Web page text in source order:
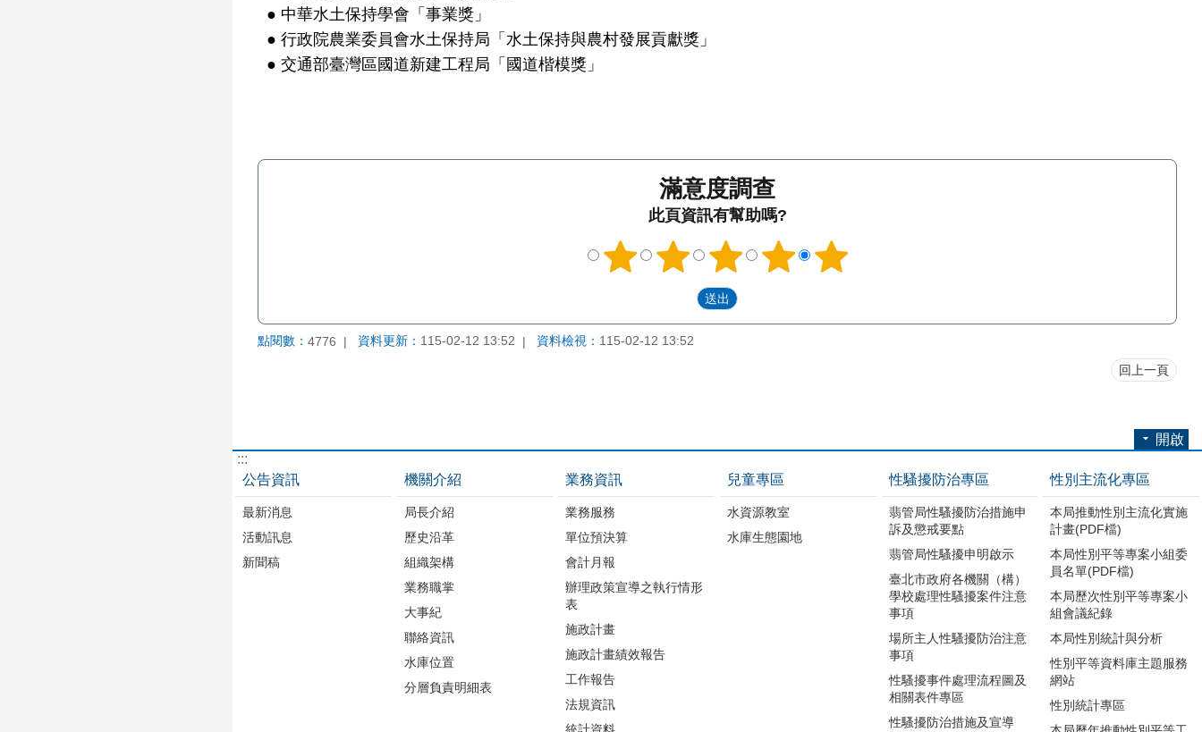
● 中華水土保持學會「事業獎」
● 行政院農業委員會水土保持局「水土保持與農村發展貢獻獎」
● 交通部臺灣區國道新建工程局「國道楷模獎」
滿意度調查
此頁資訊有幫助嗎?
點閱數： 4776 資料更新： 115-02-12 13:52 資料檢視： 115-02-12 13:52
回上一頁
開啟
:::
公告資訊
最新消息
活動訊息
新聞稿
機關介紹
局長介紹
歷史沿革
組織架構
業務職掌
大事紀
聯絡資訊
水庫位置
分層負責明細表
業務資訊
業務服務
單位預決算
會計月報
辦理政策宣導之執行情形
表
施政計畫
施政計畫績效報告
工作報告
法規資訊
兒童專區
水資源教室
水庫生態園地
性騷擾防治專區
翡管局性騷擾防治措施申
訴及懲戒要點
翡管局性騷擾申明啟示
臺北市政府各機關（構）
學校處理性騷擾案件注意
事項
場所主人性騷擾防治注意
事項
性騷擾事件處理流程圖及
相關表件專區
性騷擾防治措施及宣導
性別主流化專區
本局推動性別主流化實施
計畫(PDF檔)
本局性別平等專案小組委
員名單(PDF檔)
本局歷次性別平等專案小
組會議紀錄
本局性別統計與分析
性別平等資料庫主題服務
網站
性別統計專區